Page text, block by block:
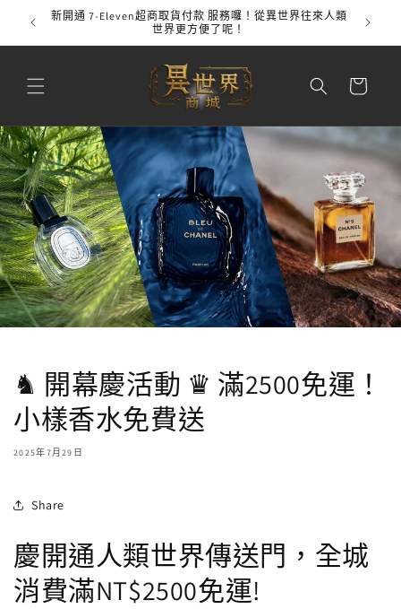
跳至內
容
新開通 7-Eleven超商取貨付款 服務囉！從異世界往來人類
世界更方便了呢！
物
♞ 開幕慶活動 ♛ 滿2500免運！
小樣香水免費送
2025年7月29日
Share
慶開通人類世界傳送門，全城
消費滿NT$2500免運!